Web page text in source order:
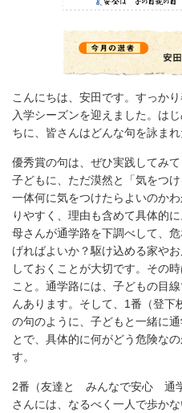
こんにちは、安田です。すっか
入学シーズンを迎えました。は
ちに、皆さんはどんな句を詠ま
優秀賞の句は、ぜひ実践してみ
子どもに、ただ漠然と「気をつ
一体何に気をつけたらよいのか
りやすく、理由も含めて具体的
母さんが通学路を下調べして、
げればよいか？駆け込める家や
しておくことが大切です。その
こと。通学路には、子どもの目
んあります。そして、1番（登
の句のように、子どもと一緒に
とで、具体的に何がどう危険な
す。
2番（友達と みんなで安心 通
さんには、なるべく一人で歩か